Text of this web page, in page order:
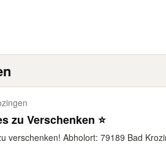
zu Verschenken ⭐
verschenken! Abholort: 79189 Bad